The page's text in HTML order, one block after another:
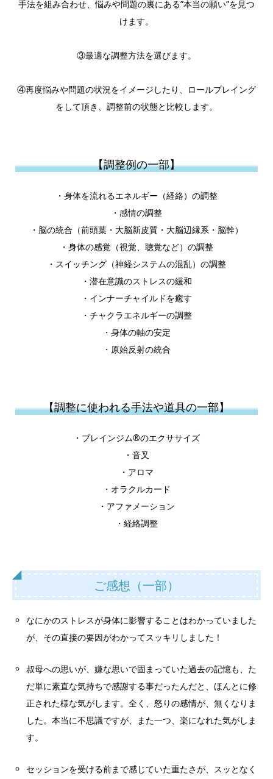
手法を組み合わせ、悩みや問題の裏にある”本当の願い”を見つ
けます。
③最適な調整方法を選びます。
④再度悩みや問題の状況をイメージしたり、ロールプレイング
をして頂き、調整前の状態と比較します。
【調整例の一部】
・身体を流れるエネルギー（経絡）の調整
・感情の調整
・脳の統合（前頭葉・大脳新皮質・大脳辺縁系・脳幹）
・身体の感覚（視覚、聴覚など）の調整
・スイッチング（神経システムの混乱）の調整
・潜在意識のストレスの緩和
・インナーチャイルドを癒す
・チャクラエネルギーの調整
・身体の軸の安定
・原始反射の統合
【調整に使われる手法や道具の一部】
・ブレインジム®︎のエクササイズ
・音叉
・アロマ
・オラクルカード
・アファメーション
・経絡調整
ご感想（一部）
なにかのストレスが身体に影響することはわかっていました
が、その直接の要因がわかってスッキリしました！
叔母への思いが、嫌な思いで固まっていた過去の記憶も、た
だ単に素直な気持ちで感謝する事だったんだと、ほんとに修
正された様な気がします。全く、怒りの感情が、無くなりま
した。本当に不思議ですが、また一つ、楽になれた気がしま
す。
セッションを受ける前まで感じていた重たさが、スッとなく